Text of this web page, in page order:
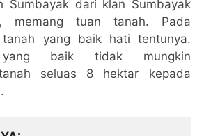
Sumbayak dari klan Sumbayak
memang tuan tanah. Pada
tanah yang baik hati tentunya.
baik tidak mungkin
seluas 8 hektar kepada